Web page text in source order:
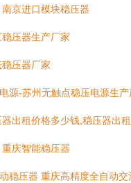
京进口模块稳压器
压器生产厂家
压器厂家
源-苏州无触点稳压电源生
出租价格多少钱,稳压器出
庆智能稳压器
稳压器 重庆高精度全自动